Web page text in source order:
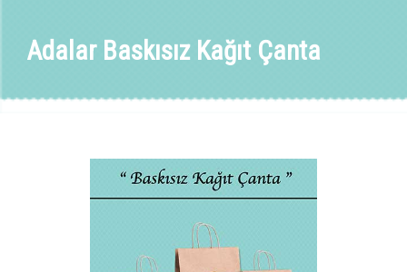
Adalar Baskısız Kağıt Çanta